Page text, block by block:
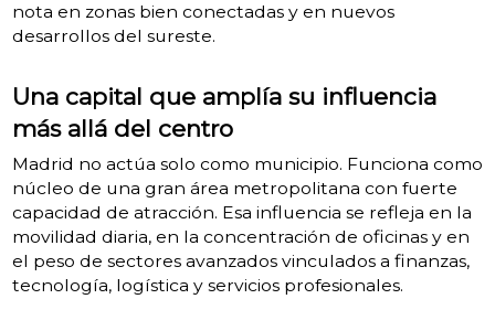
nota en zonas bien conectadas y en nuevos
desarrollos del sureste.
Una capital que amplía su influencia
más allá del centro
Madrid no actúa solo como municipio. Funciona como
núcleo de una gran área metropolitana con fuerte
capacidad de atracción. Esa influencia se refleja en la
movilidad diaria, en la concentración de oficinas y en
el peso de sectores avanzados vinculados a finanzas,
tecnología, logística y servicios profesionales.